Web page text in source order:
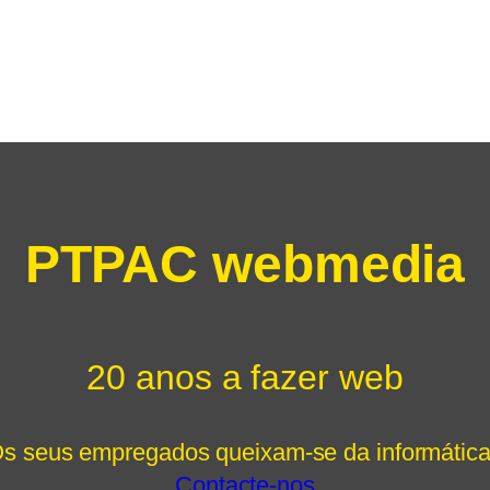
PTPAC webmedia
20 anos a fazer web
seus empregados queixam-se da